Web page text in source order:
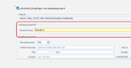
Einwilligungserklärung
des
Patienten